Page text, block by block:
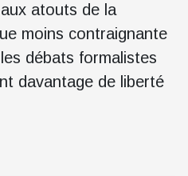
atouts de la
moins contraignante
débats formalistes
davantage de liberté